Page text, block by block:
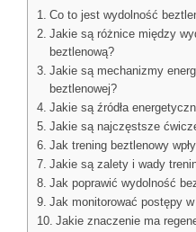
Co to jest wydolność
Jakie są różnice między
beztlenową?
Jakie są mechanizmy
beztlenowej?
Jakie są źródła
Jakie są najczęstsze
Jak trening beztlenowy
Jakie są zalety i wady
Jak poprawić wydolność
Jak monitorować postępy
Jakie znaczenie ma